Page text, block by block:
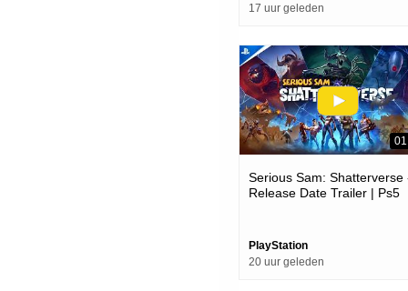
17 uur geleden
Serious Sam: Shatterverse
Release Date Trailer | Ps5
PlayStation
20 uur geleden